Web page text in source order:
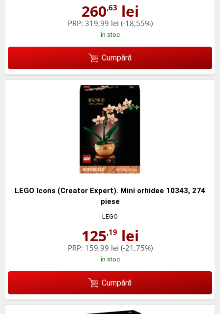
260,63 lei
PRP: 319,99 lei (-18,55%)
în stoc
Cumpără
LEGO Icons (Creator Expert). Mini orhidee 10343, 274
piese
LEGO
125,19 lei
PRP: 159,99 lei (-21,75%)
în stoc
Cumpără